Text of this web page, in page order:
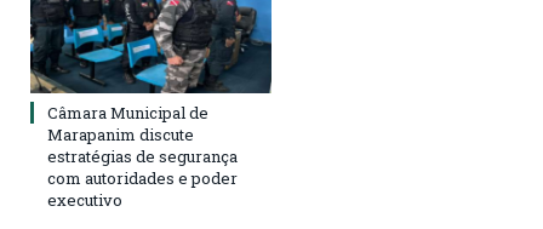
Câmara Municipal de
Marapanim discute
estratégias de segurança
com autoridades e poder
executivo